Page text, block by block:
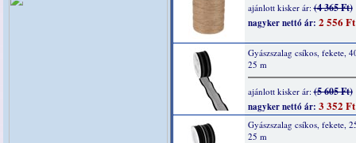
ajánlott kisker ár:(4 365 Ft)
nagyker nettó ár: 2 556 Ft
Gyászszalag csíkos, fekete,
25 m
ajánlott kisker ár:(5 605 Ft)
nagyker nettó ár: 3 352 Ft
Gyászszalag csíkos, fekete,
25 m